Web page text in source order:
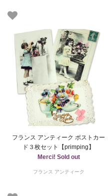
フランス アンティーク ポストカー
ド３枚セット【primping】
Merci! Sold out
フランス アンティーク